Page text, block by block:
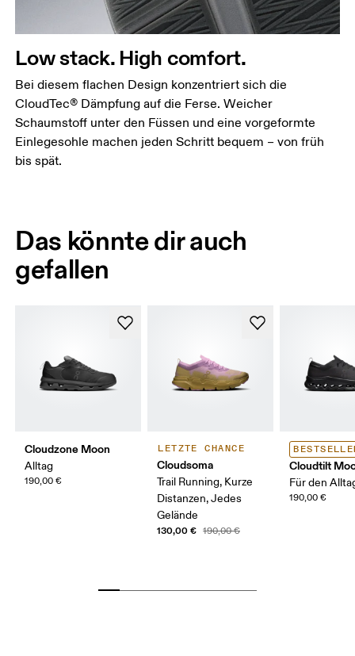
Low stack. High comfort.
Bei diesem flachen Design konzentriert sich die
CloudTec® Dämpfung auf die Ferse. Weicher
Schaumstoff unter den Füssen und eine vorgeformte
Einlegesohle machen jeden Schritt bequem – von früh
bis spät.
Das könnte dir auch
gefallen
Cloudzone Moon
Alltag
190,00 €
LETZTE CHANCE
Cloudsoma
Trail Running, Kurze
Distanzen, Jedes
Gelände
130,00 € 190,00 €
Cloudtilt
Für den
190,00 €